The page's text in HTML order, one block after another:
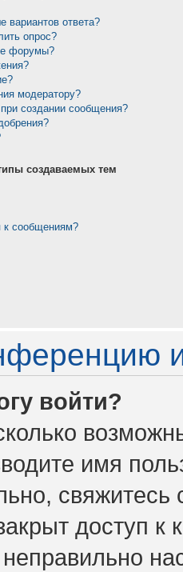
вариантов ответа?
опрос?
форумы?
модератору?
создании сообщения?
создаваемых тем
к сообщениям?
войти?
имя
доступ к